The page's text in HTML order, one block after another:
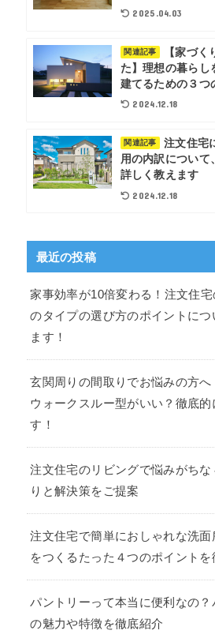
2025.04.03
関連記事
【家づ
た】理想の暮らし
建てるための３つ
2024.12.18
関連記事
注文住宅
用の内訳について
詳しく教えます
2024.12.18
最近の投稿
家事効率が10倍変わる！注文住
のタイプの選び方のポイントにつ
ます！
玄関周りの間取りでお悩みの方へ
ウォークスルー型がいい？徹底的
す！
注文住宅のリビングで悩みがちな
りと解決策をご提案
注文住宅で簡単におしゃれな洗面
をつくるたった４つのポイントを
パントリーって本当に便利なの？
の魅力や特徴を徹底紹介